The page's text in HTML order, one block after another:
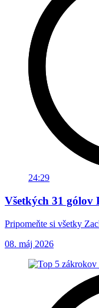
24:29
Všetkých 31 gólov
Pripomeňte si všetky
08. máj 2026